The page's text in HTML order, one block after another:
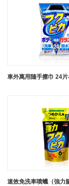
車外萬用隨手擦巾 24
速效免洗車噴蠟（強力